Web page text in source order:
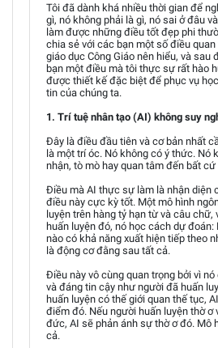
Tôi đã dành khá nhiều thời gian để
gì, nó không phải là gì, nó sai ở đâu
làm được những điều tốt đẹp phi
chia sẻ với các bạn một số điều
giáo dục Công Giáo nên hiểu, và sau
bạn một điều mà tôi thực sự rất hào
được thiết kế đặc biệt để phục vụ
tin của chúng ta.
1. Trí tuệ nhân tạo (AI) không suy
Đây là điều đầu tiên và cơ bản nhất
là một trí óc. Nó không có ý thức. Nó
nhận, tò mò hay quan tâm đến bất cứ
Điều mà AI thực sự làm là nhận diện
điều này cực kỳ tốt. Một mô hình
luyện trên hàng tỷ hạn từ và câu chữ,
huấn luyện đó, nó học cách dự
nào có khả năng xuất hiện tiếp theo
là động cơ đằng sau tất cả.
Điều này vô cùng quan trọng bởi vì
và đáng tin cậy như người đã huấn
huấn luyện có thế giới quan thế tục,
điểm đó. Nếu người huấn luyện thờ ơ
đức, AI sẽ phản ánh sự thờ ơ đó. Mô
cả.